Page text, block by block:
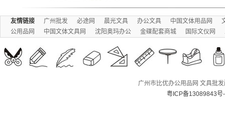
友情链接 广州批发 必途网 晨光文具 办公文具 中国文体用品网
公用品网
中国文体文具网 沈阳奥玛办公 金碟配套商城 国际文仪网
广州市比优办公用品网 文具批
粤ICP备13089843号